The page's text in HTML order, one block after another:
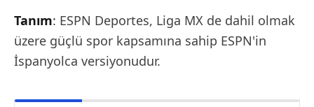
Tanım: ESPN Deportes, Liga MX de dahil olmak
üzere güçlü spor kapsamına sahip ESPN'in
İspanyolca versiyonudur.